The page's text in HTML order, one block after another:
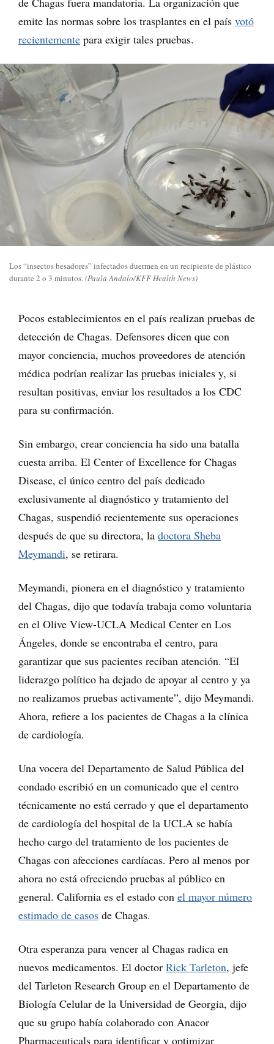
emite las normas sobre los trasplantes en el país votó
recientemente para exigir tales pruebas.
Los “insectos besadores” infectados duermen en un recipiente de plástico
durante 2 o 3 minutos.(Paula Andalo/KFF Health News)
Pocos establecimientos en el país realizan pruebas de
detección de Chagas. Defensores dicen que con
mayor conciencia, muchos proveedores de atención
médica podrían realizar las pruebas iniciales y, si
resultan positivas, enviar los resultados a los CDC
para su confirmación.
Sin embargo, crear conciencia ha sido una batalla
cuesta arriba. El Center of Excellence for Chagas
Disease, el único centro del país dedicado
exclusivamente al diagnóstico y tratamiento del
Chagas, suspendió recientemente sus operaciones
después de que su directora, la doctora Sheba
Meymandi, se retirara.
Meymandi, pionera en el diagnóstico y tratamiento
del Chagas, dijo que todavía trabaja como voluntaria
en el Olive View-UCLA Medical Center en Los
Ángeles, donde se encontraba el centro, para
garantizar que sus pacientes reciban atención. “El
liderazgo político ha dejado de apoyar al centro y ya
no realizamos pruebas activamente”, dijo Meymandi.
Ahora, refiere a los pacientes de Chagas a la clínica
de cardiología.
Una vocera del Departamento de Salud Pública del
condado escribió en un comunicado que el centro
técnicamente no está cerrado y que el departamento
de cardiología del hospital de la UCLA se había
hecho cargo del tratamiento de los pacientes de
Chagas con afecciones cardíacas. Pero al menos por
ahora no está ofreciendo pruebas al público en
general. California es el estado con el mayor número
estimado de casos de Chagas.
Otra esperanza para vencer al Chagas radica en
nuevos medicamentos. El doctor Rick Tarleton, jefe
del Tarleton Research Group en el Departamento de
Biología Celular de la Universidad de Georgia, dijo
que su grupo había colaborado con Anacor
Pharmaceuticals para identificar y optimizar